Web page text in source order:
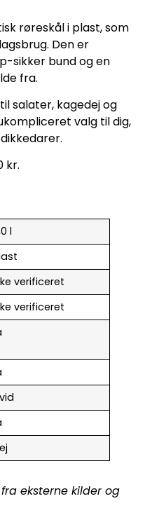
røreskål i plast, som
Den er
sikker bund og en
fra.
salater, kagedej og
valg til dig,
kr.
l
verificeret
verificeret
eksterne kilder og